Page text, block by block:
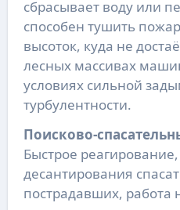
сбрасывает воду или
способен тушить
высоток, куда не
лесных массивах
условиях сильной
турбулентности.
Поисково-
Быстрое
десантирования
пострадавших, работа